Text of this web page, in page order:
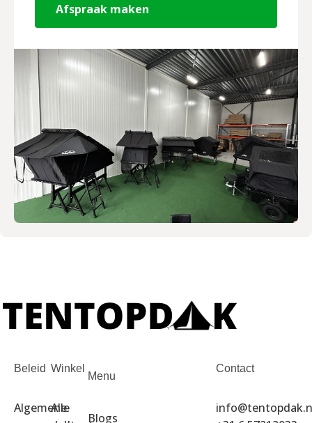
Afspraak maken
Beleid
Algemene
Winkel
Alle
Menu
Blogs
Contact